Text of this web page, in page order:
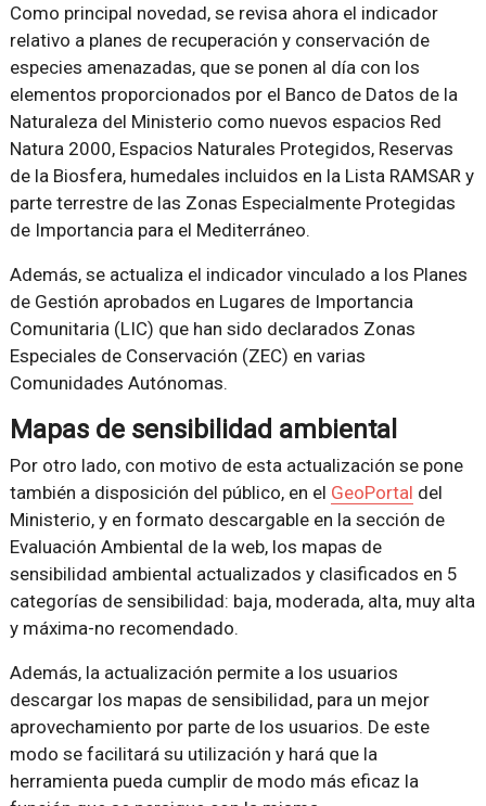
Como principal novedad, se revisa ahora el indicador
relativo a planes de recuperación y conservación de
especies amenazadas, que se ponen al día con los
elementos proporcionados por el Banco de Datos de la
Naturaleza del Ministerio como nuevos espacios Red
Natura 2000, Espacios Naturales Protegidos, Reservas
de la Biosfera, humedales incluidos en la Lista RAMSAR y
parte terrestre de las Zonas Especialmente Protegidas
de Importancia para el Mediterráneo.
Además, se actualiza el indicador vinculado a los Planes
de Gestión aprobados en Lugares de Importancia
Comunitaria (LIC) que han sido declarados Zonas
Especiales de Conservación (ZEC) en varias
Comunidades Autónomas.
Mapas de sensibilidad ambiental
Por otro lado, con motivo de esta actualización se pone
también a disposición del público, en el GeoPortal del
Ministerio, y en formato descargable en la sección de
Evaluación Ambiental de la web, los mapas de
sensibilidad ambiental actualizados y clasificados en 5
categorías de sensibilidad: baja, moderada, alta, muy alta
y máxima-no recomendado.
Además, la actualización permite a los usuarios
descargar los mapas de sensibilidad, para un mejor
aprovechamiento por parte de los usuarios. De este
modo se facilitará su utilización y hará que la
herramienta pueda cumplir de modo más eficaz la